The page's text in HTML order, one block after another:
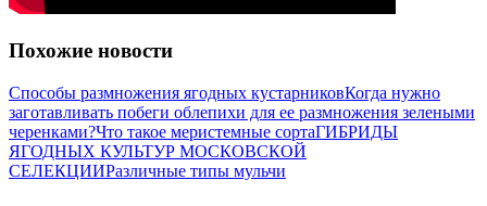
Похожие новости
Способы размножения ягодных кустарниковКогда нужно
заготавливать побеги облепихи для ее размножения зелеными
черенками?Что такое меристемные сортаГИБРИДЫ
ЯГОДНЫХ КУЛЬТУР МОСКОВСКОЙ
СЕЛЕКЦИИРазличные типы мульчи